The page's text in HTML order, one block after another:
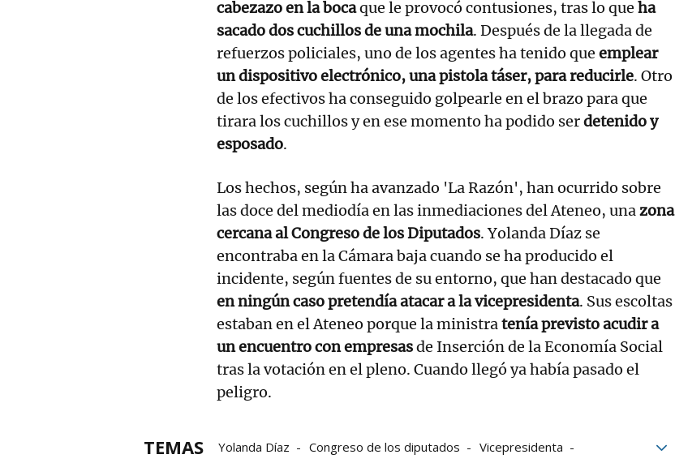
cabezazo en la bocaque le provocó contusiones, tras lo que ha
sacado dos cuchillos de una mochila. Después de la llegada de
refuerzos policiales, uno de los agentes ha tenido que emplear
un dispositivo electrónico, una pistola táser, para reducirle. Otro
de los efectivos ha conseguido golpearle en el brazo para que
tirara los cuchillos y en ese momento ha podido serdetenido y
esposado.
Los hechos, según ha avanzado 'La Razón', han ocurrido sobre
las doce del mediodía en las inmediaciones del Ateneo, unazona
cercana al Congreso de los Diputados. Yolanda Díaz se
encontraba en la Cámara baja cuando se ha producido el
incidente, según fuentes de su entorno, que han destacado que
en ningún caso pretendía atacar a la vicepresidenta. Sus escoltas
estaban en el Ateneo porque la ministratenía previsto acudir a
un encuentro con empresasde Inserción de la Economía Social
tras la votación en el pleno. Cuando llegó ya había pasado el
peligro.
TEMAS Yolanda Díaz Congreso de los diputados
Vicepresidenta